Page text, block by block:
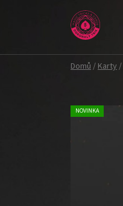
Domů/Karty/
NOVINKA